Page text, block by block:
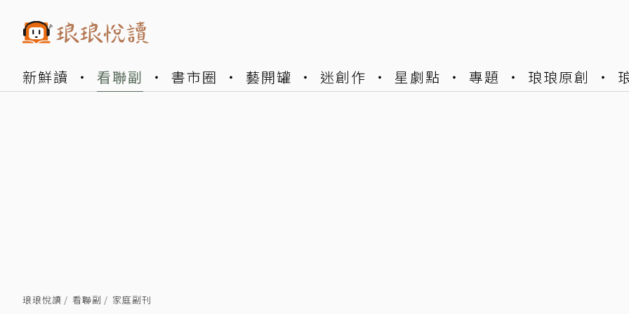
新鮮讀 看聯副 書市圈 藝開罐 迷創作 星劇點 專題 琅琅原創
琅琅悅讀 看聯副 家庭副刊